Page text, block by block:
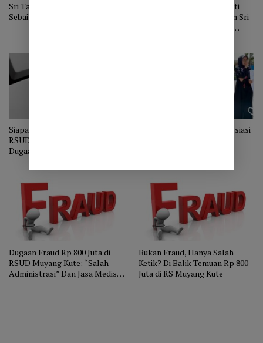
Sri Tabahhati Harus Tabah dan
Sebaiknya Mengundurkan Diri
DPRK Kirim Surat ke Bupati
Bener Meriah: Berhentikan Sri
Siapa Whistleblower Pelapor
RSUD Muyang Kute Terkait
Dugaan Fraud Klaim BPJS
Polres Bener Meriah Apresiasi
Dugaan Fraud Rp 800 Juta di
RSUD Muyang Kute: “Salah
Administrasi” Dan Jasa Medis
Bukan Fraud, Hanya Salah
Ketik? Di Balik Temuan Rp 800
Juta di RS Muyang Kute